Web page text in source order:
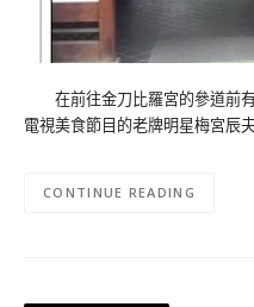
在前往金刀比羅宮的參道前有
電視美食節目的老牌明星梅宮辰
CONTINUE READING